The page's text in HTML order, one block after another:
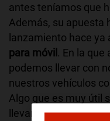
antes teníamos que
Además, su apuesta
lanzamiento hace ya
para móvil . En la
podemos llevar con
nuestros vehículos
Algo que es muy útil
llevamos la cartera